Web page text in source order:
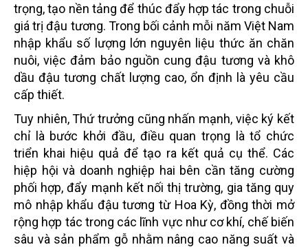
trọng, tạo nền tảng để thúc đẩy hợp tác trong chuỗi
giá trị đậu tương. Trong bối cảnh mỗi năm Việt Nam
nhập khẩu số lượng lớn nguyên liệu thức ăn chăn
nuôi, việc đảm bảo nguồn cung đậu tương và khô
dầu đậu tương chất lượng cao, ổn định là yêu cầu
cấp thiết.
Tuy nhiên, Thứ trưởng cũng nhấn mạnh, việc ký kết
chỉ là bước khởi đầu, điều quan trọng là tổ chức
triển khai hiệu quả để tạo ra kết quả cụ thể. Các
hiệp hội và doanh nghiệp hai bên cần tăng cường
phối hợp, đẩy mạnh kết nối thị trường, gia tăng quy
mô nhập khẩu đậu tương từ Hoa Kỳ, đồng thời mở
rộng hợp tác trong các lĩnh vực như cơ khí, chế biến
sâu và sản phẩm gỗ nhằm nâng cao năng suất và